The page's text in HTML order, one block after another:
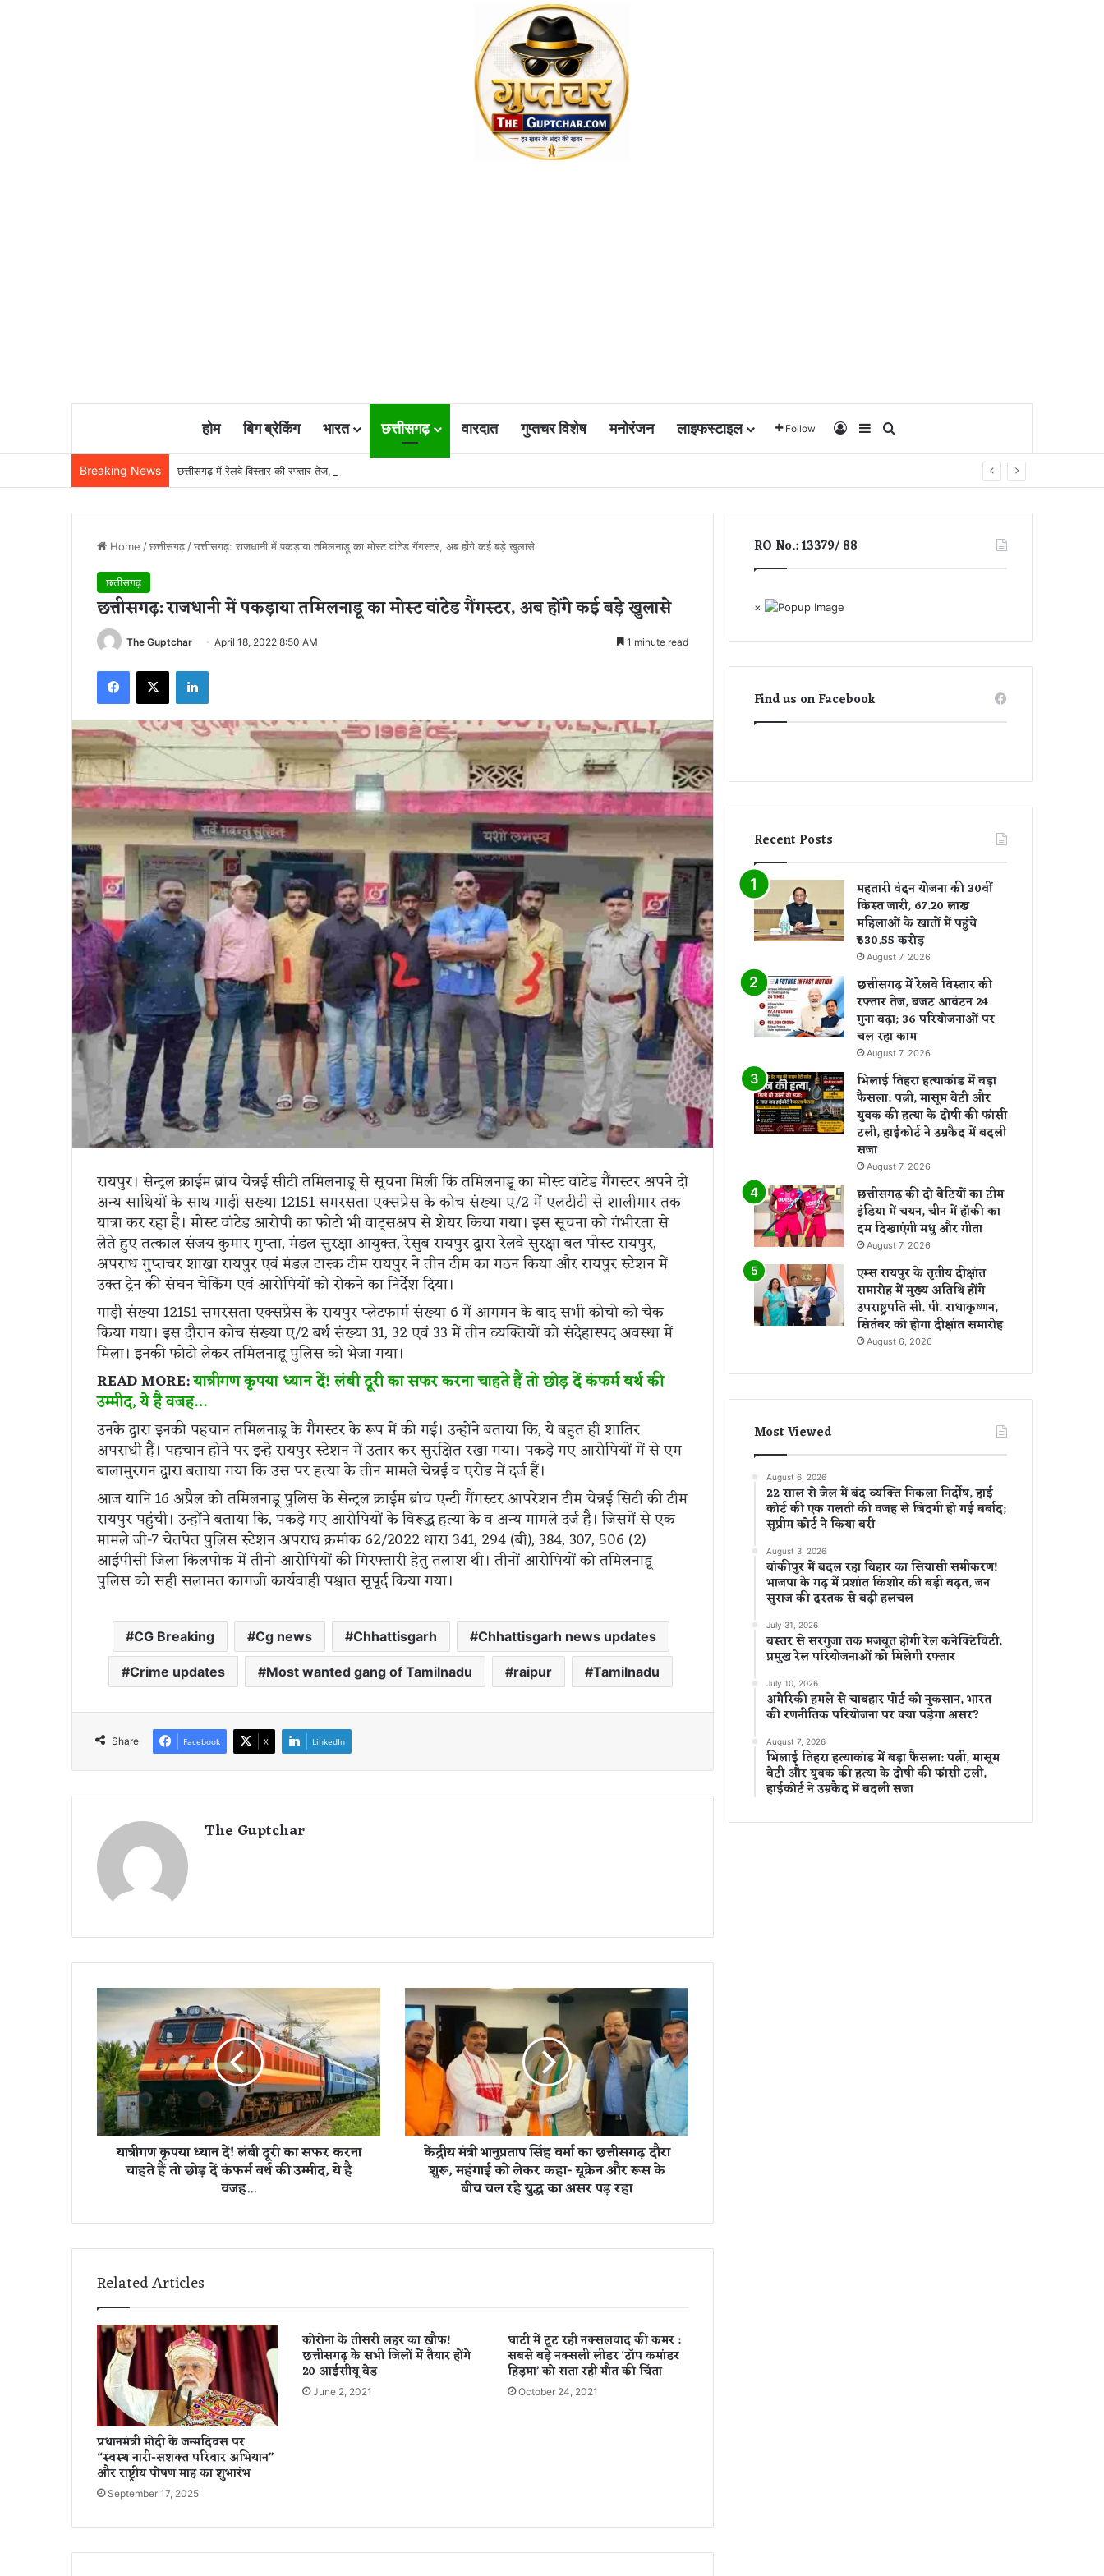
होम बिग ब्रेकिंग भारत छत्तीसगढ़ वारदात गुप्तचर विशेष मनोरंजन लाइफस्टाइल Follow Log InSidebar
Breaking News छत्तीसगढ़ में रेलवे विस्तार की रफ्तार तेज, बजट आवंटन 24 गुना बढ़ा; 36 परियोजनाओं पर चल रहा काम
Home /छत्तीसगढ़ /छत्तीसगढ़: राजधानी में पकड़ाया तमिलनाडू का मोस्ट वांटेड गैंगस्टर, अब होंगे कई बड़े खुलासे
छत्तीसगढ़
छत्तीसगढ़: राजधानी में पकड़ाया तमिलनाडू का मोस्ट वांटेड गैंगस्टर, अब होंगे कई बड़े खुलासे
The Guptchar April 18, 2022 8:50 AM 1 minute read
रायपुर। सेन्ट्रल क्राईम ब्रांच चेन्नई सीटी तमिलनाडू से सूचना मिली कि तमिलनाडू का मोस्ट वांटेड गैंगस्टर अपने दो
अन्य साथियों के साथ गाड़ी सख्या 12151 समरसता एक्सप्रेस के कोच संख्या ए/2 में एलटीटी से शालीमार तक
यात्रा कर रहा है। मोस्ट वांटेड आरोपी का फोटो भी वाट्सअप से शेयर किया गया। इस सूचना को गंभीरता से
लेते हुए तत्काल संजय कुमार गुप्ता, मंडल सुरक्षा आयुक्त, रेसुब रायपुर द्वारा रेलवे सुरक्षा बल पोस्ट रायपुर,
अपराध गुप्तचर शाखा रायपुर एवं मंडल टास्क टीम रायपुर ने तीन टीम का गठन किया और रायपुर स्टेशन में
उक्त ट्रेन की संघन चेकिंग एवं आरोपियों को रोकने का निर्देश दिया।
गाड़ी संख्या 12151 समरसता एक्सप्रेस के रायपुर प्लेटफार्म संख्या 6 में आगमन के बाद सभी कोचो को चेक
किया गया। इस दौरान कोच संख्या ए/2 बर्थ संख्या 31, 32 एवं 33 में तीन व्यक्तियों को संदेहास्पद अवस्था में
मिला। इनकी फोटो लेकर तमिलनाडू पुलिस को भेजा गया।
READ MORE:यात्रीगण कृपया ध्यान दें! लंबी दूरी का सफर करना चाहते हैं तो छोड़ दें कंफर्म बर्थ की
उम्मीद, ये है वजह…
उनके द्वारा इनकी पहचान तमिलनाडू के गैंगस्टर के रूप में की गई। उन्होंने बताया कि, ये बहुत ही शातिर
अपराधी हैं। पहचान होने पर इन्हे रायपुर स्टेशन में उतार कर सुरक्षित रखा गया। पकड़े गए आरोपियों में से एम
बालामुरगन द्वारा बताया गया कि उस पर हत्या के तीन मामले चेन्नई व एरोड में दर्ज हैं।
आज यानि 16 अप्रैल को तमिलनाडू पुलिस के सेन्ट्रल क्राईम ब्रांच एन्टी गैंगस्टर आपरेशन टीम चेन्नई सिटी की टीम
रायपुर पहुंची। उन्होंने बताया कि, पकड़े गए आरोपियों के विरूद्ध हत्या के व अन्य मामले दर्ज है। जिसमें से एक
मामले जी-7 चेतपेत पुलिस स्टेशन अपराध क्रमांक 62/2022 धारा 341, 294 (बी), 384, 307, 506 (2)
आईपीसी जिला किलपोक में तीनो आरोपियों की गिरफ्तारी हेतु तलाश थी। तीनों आरोपियों को तमिलनाडू
पुलिस को सही सलामत कागजी कार्यवाही पश्चात सूपूर्द किया गया।
CG Breaking Cg news Chhattisgarh Chhattisgarh news updates
Crime updates Most wanted gang of Tamilnadu raipur Tamilnadu
Share Facebook X LinkedIn
The Guptchar
या
त्री
ग
ण
कृ
प
या
ध्या
न
दू
फ
र
क
र
ना
चा
ते
हैं
तो
छो
ड़
दें
फ
यात्रीगण कृपया ध्यान दें! लंबी दूरी का सफर करना
चाहते हैं तो छोड़ दें कंफर्म बर्थ की उम्मीद, ये है
वजह...
कें
द्री
य
मं
त्री
प्र
ता
र्मा
ग
दौ
रा
क
केंद्रीय मंत्री भानुप्रताप सिंह वर्मा का छत्तीसगढ़ दौरा
शुरू, महंगाई को लेकर कहा- यूक्रेन और रूस के
बीच चल रहे युद्ध का असर पड़ रहा
Related Articles
प्रधानमंत्री मोदी के जन्मदिवस पर
“स्वस्थ नारी-सशक्त परिवार अभियान”
और राष्ट्रीय पोषण माह का शुभारंभ
September 17, 2025
कोरोना के तीसरी लहर का खौफ!
छत्तीसगढ़ के सभी जिलों में तैयार होंगे
20 आईसीयू बेड
June 2, 2021
घाटी में टूट रही नक्सलवाद की कमर :
सबसे बड़े नक्सली लीडर ‘टॉप कमांडर
हिड़मा’ को सता रही मौत की चिंता
October 24, 2021
RO No.: 13379/ 88
×
Find us on Facebook
Recent Posts
महतारी वंदन योजना की 30वीं
किस्त जारी, 67.20 लाख
महिलाओं के खातों में पहुंचे
₹630.55 करोड़
August 7, 2026
छत्तीसगढ़ में रेलवे विस्तार की
रफ्तार तेज, बजट आवंटन 24
गुना बढ़ा; 36 परियोजनाओं पर
चल रहा काम
August 7, 2026
भिलाई तिहरा हत्याकांड में बड़ा
फैसला: पत्नी, मासूम बेटी और
युवक की हत्या के दोषी की फांसी
टली, हाईकोर्ट ने उम्रकैद में बदली
सजा
August 7, 2026
छत्तीसगढ़ की दो बेटियों का टीम
इंडिया में चयन, चीन में हॉकी का
दम दिखाएंगी मधु और गीता
August 7, 2026
एम्स रायपुर के तृतीय दीक्षांत
समारोह में मुख्य अतिथि होंगे
उपराष्ट्रपति सी. पी. राधाकृष्णन,
सितंबर को होगा दीक्षांत समारोह
August 6, 2026
Most Viewed
August 6, 2026
22 साल से जेल में बंद व्यक्ति निकला निर्दोष, हाई
कोर्ट की एक गलती की वजह से जिंदगी हो गई बर्बाद;
सुप्रीम कोर्ट ने किया बरी
August 3, 2026
बांकीपुर में बदल रहा बिहार का सियासी समीकरण!
भाजपा के गढ़ में प्रशांत किशोर की बड़ी बढ़त, जन
सुराज की दस्तक से बढ़ी हलचल
July 31, 2026
बस्तर से सरगुजा तक मजबूत होगी रेल कनेक्टिविटी,
प्रमुख रेल परियोजनाओं को मिलेगी रफ्तार
July 10, 2026
अमेरिकी हमले से चाबहार पोर्ट को नुकसान, भारत
की रणनीतिक परियोजना पर क्या पड़ेगा असर?
August 7, 2026
भिलाई तिहरा हत्याकांड में बड़ा फैसला: पत्नी, मासूम
बेटी और युवक की हत्या के दोषी की फांसी टली,
हाईकोर्ट ने उम्रकैद में बदली सजा